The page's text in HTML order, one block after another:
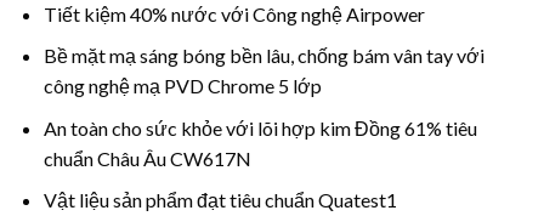
Tiết kiệm 40% nước với Công nghệ Airpower
Bề mặt mạ sáng bóng bền lâu, chống bám vân tay với
công nghệ mạ PVD Chrome 5 lớp
An toàn cho sức khỏe với lõi hợp kim Đồng 61% tiêu
chuẩn Châu Âu CW617N
Vật liệu sản phẩm đạt tiêu chuẩn Quatest1